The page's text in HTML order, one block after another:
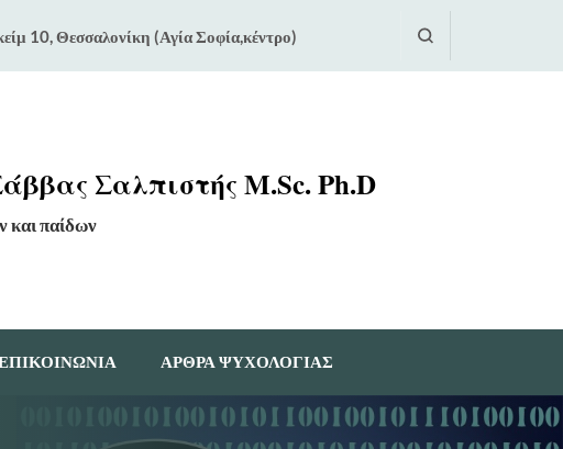
10, Θεσσαλονίκη (Αγία Σοφία,κέντρο)
Σαλπιστής M.Sc. Ph.D
και παίδων
ΆΡΘΡΑ ΨΥΧΟΛΟΓΊΑΣ